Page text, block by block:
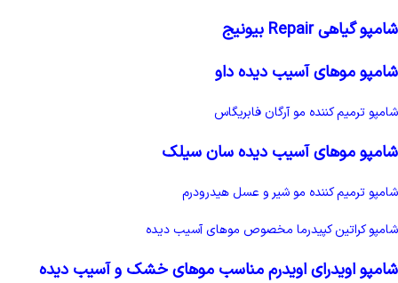
شامپو گیاهی Repair بیونیج
شامپو موهای آسیب دیده داو
شامپو ترمیم کننده مو آرگان فابریگاس
شامپو موهای آسیب دیده سان سیلک
شامپو ترمیم کننده مو شیر و عسل هیدرودرم
شامپو کراتین کپیدرما مخصوص موهای آسیب دیده
شامپو اویدرای اویدرم مناسب موهای خشک و آسیب دیده